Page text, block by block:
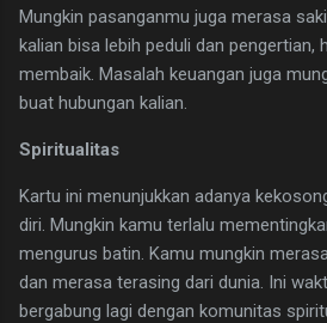
Mungkin pasanganmu juga merasa
kalian bisa lebih peduli dan pengertian,
membaik. Masalah keuangan juga
buat hubungan kalian.
Spiritualitas
Kartu ini menunjukkan adanya
diri. Mungkin kamu terlalu
mengurus batin. Kamu mungkin
dan merasa terasing dari dunia. Ini
bergabung lagi dengan komunitas